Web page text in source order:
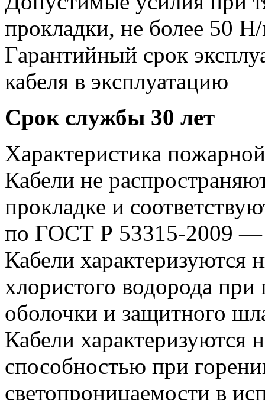
прокладки, не более 50
Гарантийный срок
кабеля в эксплуатацию
Срок службы 30 лет
Характеристика
Кабели не
прокладке и
по ГОСТ Р 53315-2009 —
Кабели характеризуются
хлористого водорода
оболочки и защитного
Кабели
способностью при
светопроницаемости в